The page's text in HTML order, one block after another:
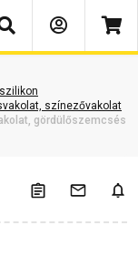
Keresés
színezővakolat
gördülőszemcsés
Kapcsolódó cikkek